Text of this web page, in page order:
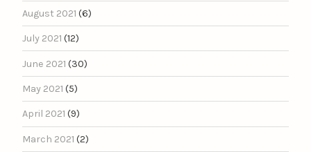
August 2021 (6)
July 2021 (12)
June 2021 (30)
May 2021 (5)
April 2021 (9)
March 2021 (2)